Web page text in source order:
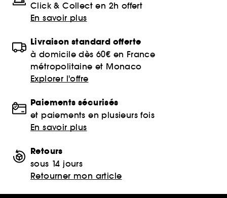
Click & Collect en 2h offert
En savoir plus
Livraison standard offerte
à domicile dès 60€ en France
métropolitaine et Monaco
Explorer l'offre
Paiements sécurisés
et paiements en plusieurs fois
En savoir plus
Retours
sous 14 jours
Retourner mon article